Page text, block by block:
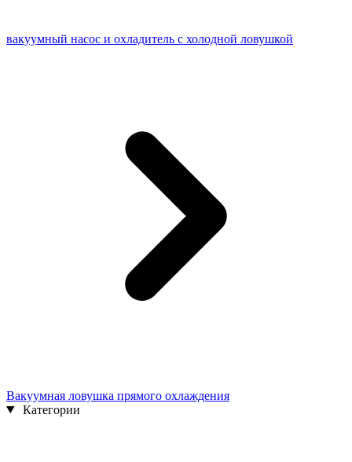
вакуумный насос и охладитель с холодной ловушкой
Вакуумная ловушка прямого охлаждения
Категории